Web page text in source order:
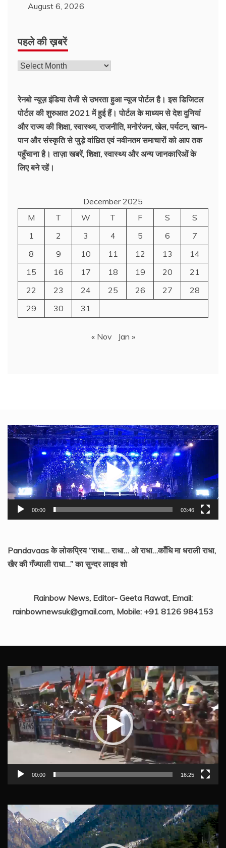
August 6, 2026
पहले की ख़बरें
पहले
रेनबो न्यूज़ इंडिया तेजी से उभरता हुआ न्‍यूज पोर्टल है। इस डिजिटल
पोर्टल की शुरुआत 2021 में हुई हैं। पोर्टल के माध्यम से देश दुनियां
और राज्य की शिक्षा, स्वास्थ्य, राजनीति, मनोरंजन, खेल, पर्यटन, खान-
पान और संस्कृति से जुड़े वांछित एवं नवीनतम समाचारों को आप तक
पहुँचाना है। ताज़ा खबरें, शिक्षा, स्वास्थ्य और अन्य जानकारिओं के
लिए बने रहें।
December 2025
M
T W T F S
S
1
2 3 4 5 6
7
8
9 10 11 12 13
14
15
16 17 18 19 20
21
22
23 24 25 26 27
28
29
30 31
« Nov Jan »
Video
Player
00:00 03:46
Pandavaas के लोकप्रिय “राधा… राधा… ओ राधा…काँधि मा धराली राधा,
खैर की गँज्याली राधा…” का सुन्दर लाइव शो
Rainbow News, Editor- Geeta Rawat, Email:
rainbownewsuk@gmail.com, Mobile: +91 8126 984153
Video
Player
00:00 16:25
Video
Player